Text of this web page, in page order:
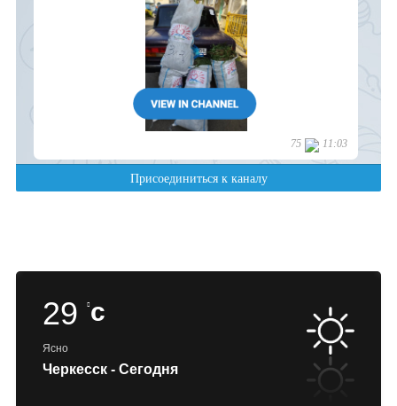
29 c
Ясно
Черкесск - Сегодня